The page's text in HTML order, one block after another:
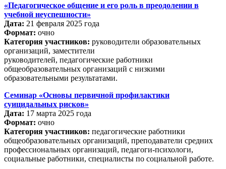
«Педагогическое общение и его роль в преодолении в
учебной неуспешности»
Дата: 21 февраля 2025 года
Формат: очно
Категория участников: руководители образовательных
организаций, заместители
руководителей, педагогические работники
общеобразовательных организаций с низкими
образовательными результатами.
Семинар «Основы первичной профилактики
суицидальных рисков»
Дата: 17 марта 2025 года
Формат: очно
Категория участников: педагогические работники
общеобразовательных организаций, преподаватели средних
профессиональных организаций, педагоги-психологи,
социальные работники, специалисты по социальной работе.